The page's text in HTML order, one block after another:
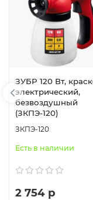
ЗУБР 120 Вт,
электрический,
безвоздушный
(ЗКПЭ-120)
ЗКПЭ-120
Есть в наличии
2 754 р